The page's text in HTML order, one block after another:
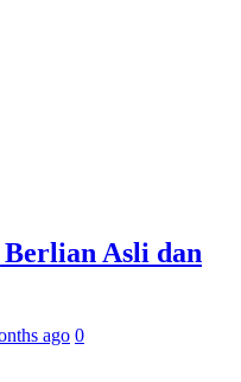
Asli dan
ago 0